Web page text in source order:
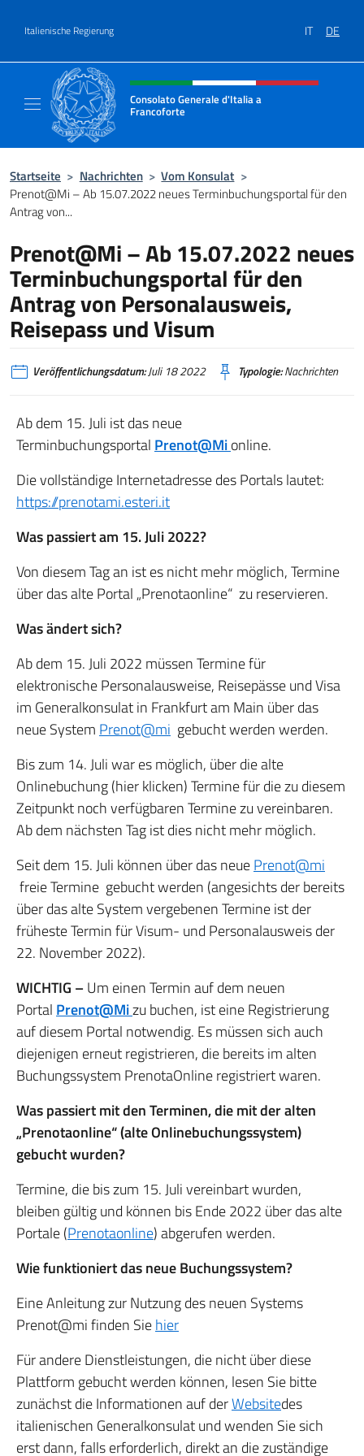
Italienische Regierung IT DE
Header-Site, Social und Menü
Consolato Generale d'Italia a
Francoforte
Startseite > Nachrichten > Vom Konsulat >
Prenot@Mi – Ab 15.07.2022 neues Terminbuchungsportal für den
Antrag von...
Prenot@Mi – Ab 15.07.2022 neues
Terminbuchungsportal für den
Antrag von Personalausweis,
Reisepass und Visum
Veröffentlichungsdatum:Juli 18 2022 Typologie:Nachrichten
Ab dem 15. Juli ist das neue
Terminbuchungsportal Prenot@Mionline.
Die vollständige Internetadresse des Portals lautet:
https://prenotami.esteri.it
Was passiert am 15. Juli 2022?
Von diesem Tag an ist es nicht mehr möglich, Termine
über das alte Portal „Prenotaonline“ zu reservieren.
Was ändert sich?
Ab dem 15. Juli 2022 müssen Termine für
elektronische Personalausweise, Reisepässe und Visa
im Generalkonsulat in Frankfurt am Main über das
neue System Prenot@mi gebucht werden werden.
Bis zum 14. Juli war es möglich, über die alte
Onlinebuchung (hier klicken) Termine für die zu diesem
Zeitpunkt noch verfügbaren Termine zu vereinbaren.
Ab dem nächsten Tag ist dies nicht mehr möglich.
Seit dem 15. Juli können über das neuePrenot@mi
freie Termine gebucht werden (angesichts der bereits
über das alte System vergebenen Termine ist der
früheste Termin für Visum- und Personalausweis der
22. November 2022).
WICHTIG – Um einen Termin auf dem neuen
Portal Prenot@Mizu buchen, ist eine Registrierung
auf diesem Portal notwendig. Es müssen sich auch
diejenigen erneut registrieren, die bereits im alten
Buchungssystem PrenotaOnline registriert waren.
Was passiert mit den Terminen, die mit der alten
„Prenotaonline“ (alte Onlinebuchungssystem)
gebucht wurden?
Termine, die bis zum 15. Juli vereinbart wurden,
bleiben gültig und können bis Ende 2022 über das alte
Portale (Prenotaonline) abgerufen werden.
Wie funktioniert das neue Buchungssystem?
Eine Anleitung zur Nutzung des neuen Systems
Prenot@mi finden Siehier
Für andere Dienstleistungen, die nicht über diese
Plattform gebucht werden können, lesen Sie bitte
zunächst die Informationen auf derWebsitedes
italienischen Generalkonsulat und wenden Sie sich
erst dann, falls erforderlich, direkt an die zuständige